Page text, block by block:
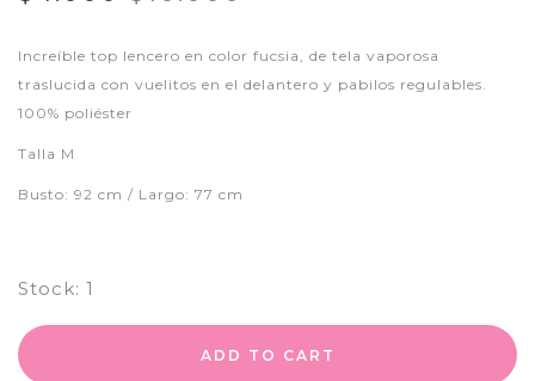
Increíble top lencero en color fucsia, de tela vaporosa
traslucida con vuelitos en el delantero y pabilos regulables.
100% poliéster
Talla M
Busto: 92 cm / Largo: 77 cm
Stock: 1
ADD TO CART